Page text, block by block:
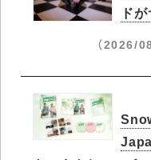
ド
（2026/